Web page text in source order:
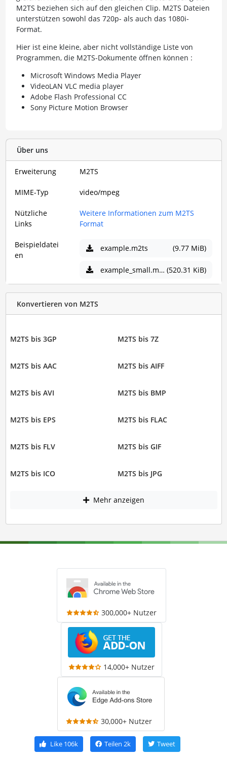
M2TS beziehen sich auf den gleichen Clip. M2TS Dateien
unterstützen sowohl das 720p- als auch das 1080i-
Format.
Hier ist eine kleine, aber nicht vollständige Liste von
Programmen, die M2TS-Dokumente öffnen können :
Microsoft Windows Media Player
VideoLAN VLC media player
Adobe Flash Professional CC
Sony Picture Motion Browser
Über uns
Erweiterung M2TS
MIME-Typ video/mpeg
Nützliche
Links
Weitere Informationen zum M2TS
Format
Beispieldatei
en
example.m2ts (9.77 MiB)
example_small.m2ts (520.31 KiB)
Konvertieren von M2TS
M2TS bis 3GP M2TS bis 7Z
M2TS bis AAC M2TS bis AIFF
M2TS bis AVI M2TS bis BMP
M2TS bis EPS M2TS bis FLAC
M2TS bis FLV M2TS bis GIF
M2TS bis ICO M2TS bis JPG
Mehr anzeigen
300,000+ Nutzer
14,000+ Nutzer
30,000+ Nutzer
Like 106k Teilen 2k Tweet